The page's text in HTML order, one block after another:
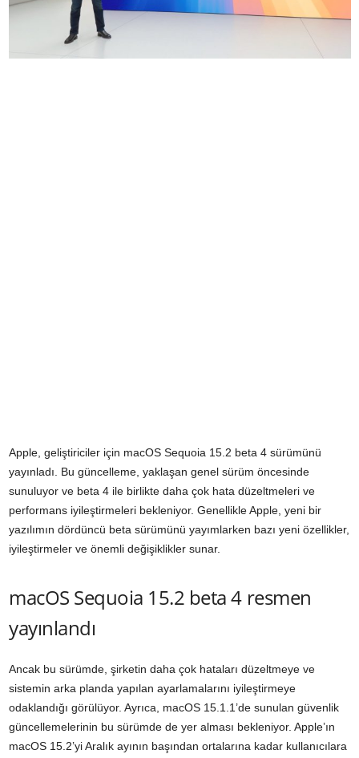
Apple, geliştiriciler için macOS Sequoia 15.2 beta 4 sürümünü
yayınladı. Bu güncelleme, yaklaşan genel sürüm öncesinde
sunuluyor ve beta 4 ile birlikte daha çok hata düzeltmeleri ve
performans iyileştirmeleri bekleniyor. Genellikle Apple, yeni bir
yazılımın dördüncü beta sürümünü yayımlarken bazı yeni özellikler,
iyileştirmeler ve önemli değişiklikler sunar.
macOS Sequoia 15.2 beta 4 resmen
yayınlandı
Ancak bu sürümde, şirketin daha çok hataları düzeltmeye ve
sistemin arka planda yapılan ayarlamalarını iyileştirmeye
odaklandığı görülüyor. Ayrıca, macOS 15.1.1’de sunulan güvenlik
güncellemelerinin bu sürümde de yer alması bekleniyor. Apple’ın
macOS 15.2’yi Aralık ayının başından ortalarına kadar kullanıcılara